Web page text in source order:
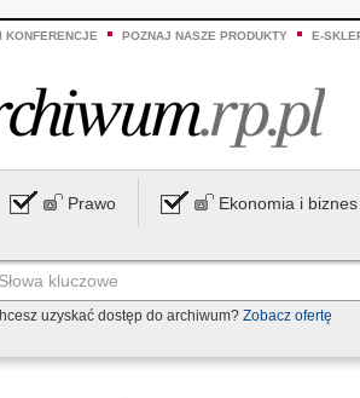
KONFERENCJE POZNAJ NASZE PRODUKTY E-
Prawo Ekonomia i biznes
uzyskać dostęp do archiwum? Zobacz ofertę